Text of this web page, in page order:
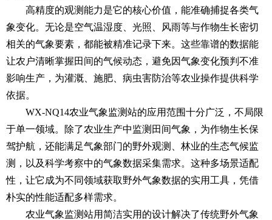
高精度的观测能力是它的核心价值，能准确捕捉各类气
象变化。无论是空气温湿度、光照、风雨等与作物生长密切
相关的气象要素，都能被精准记录下来。这些靠谱的数据能
让农户清晰掌握田间的气候动态，避免因气象变化预判不准
影响生产，为灌溉、施肥、病虫害防治等农业操作提供科学
依据。
WX-NQ14农业气象监测站的应用范围十分广泛，不局限
于单一领域。除了农业生产中监测田间气象，为作物生长保
驾护航，还能满足气象部门的野外观测、林业的生态气候监
测，以及科学考察中的气象数据采集需求。这种多场景适配
性，让它成为不同领域获取野外气象数据的实用工具，凭借
朴实的性能适配多样需求。
农业气象监测站用简洁实用的设计解决了传统野外气象